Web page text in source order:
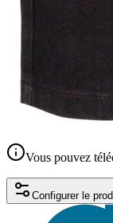
Vous pouvez
Configurer le